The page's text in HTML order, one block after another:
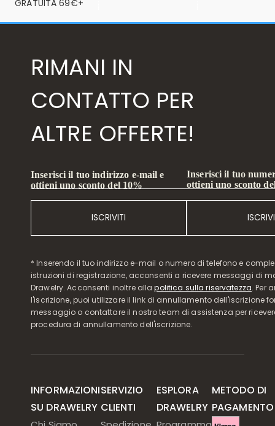
GRATUITA 69€+
RIMANI IN
CONTATTO PER
ALTRE OFFERTE!
Inserisci il tuo indirizzo e-mail e
ottieni uno sconto del 10%
ISCRIVITI
Inserisci il tuo
ottieni uno sconto
* Inserendo il tuo indirizzo e-mail o numero di telefono e
istruzioni di registrazione, acconsenti a ricevere messaggi di
Drawelry. Acconsenti inoltre allapolitica sulla riservatezza. Per
l'iscrizione, puoi utilizzare il link di annullamento dell'iscrizione
messaggio o contattare il nostro team di assistenza per
procedura di annullamento dell'iscrizione.
INFORMAZIONI
SU DRAWELRY
SERVIZIO
CLIENTI
ESPLORA
DRAWELRY
METODO DI
PAGAMENTO